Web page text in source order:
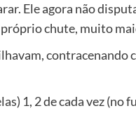
Ele agora não
próprio chute, muito
contracenando
1, 2 de cada vez (no